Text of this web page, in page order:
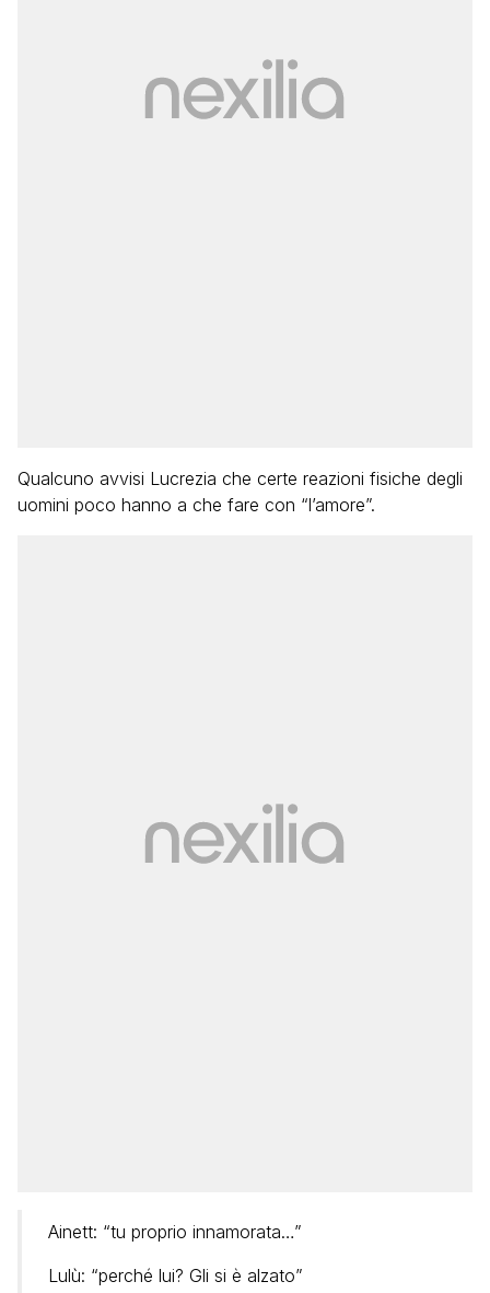
Qualcuno avvisi Lucrezia che certe reazioni fisiche degli
uomini poco hanno a che fare con “l’amore”.
Ainett: “tu proprio innamorata…”
Lulù: “perché lui? Gli si è alzato”